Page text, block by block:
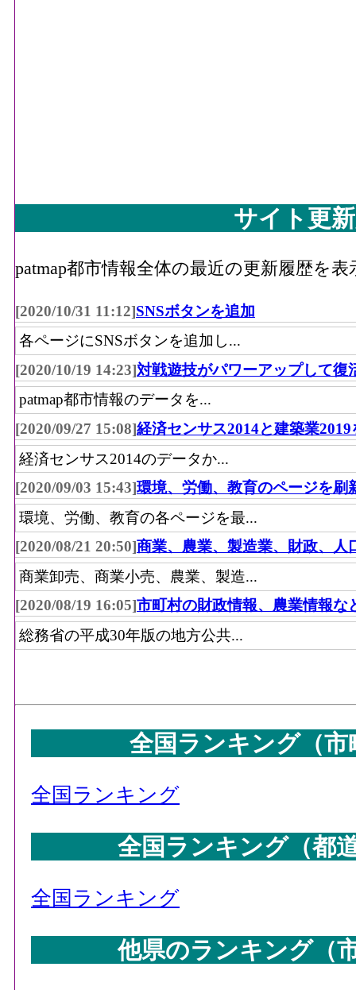
サイト更
patmap都市情報全体の最近の更新履歴を表
[2020/10/31 11:12]SNSボタンを追加
各ページにSNSボタンを追加し...
[2020/10/19 14:23]対戦遊技がパワーアップして復
patmap都市情報のデータを...
[2020/09/27 15:08]経済センサス2014と建築業2019
経済センサス2014のデータか...
[2020/09/03 15:43]環境、労働、教育のページを刷
環境、労働、教育の各ページを最...
[2020/08/21 20:50]商業、農業、製造業、財政、人
商業卸売、商業小売、農業、製造...
[2020/08/19 16:05]市町村の財政情報、農業情報な
総務省の平成30年版の地方公共...
全国ランキング（
全国ランキング
全国ランキング（都
全国ランキング
他県のランキング（